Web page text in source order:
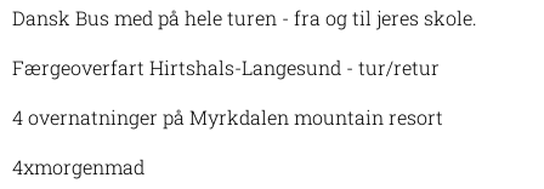
Dansk Bus med på hele turen - fra og til jeres skole.
Færgeoverfart Hirtshals-Langesund - tur/retur
4 overnatninger på Myrkdalen mountain resort
4xmorgenmad